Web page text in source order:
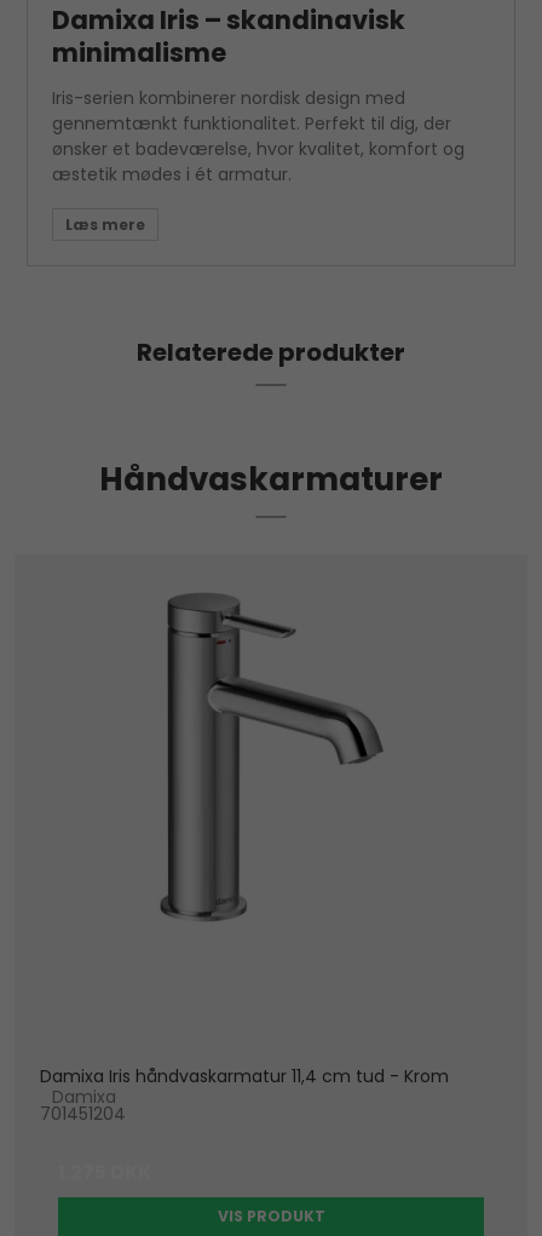
Damixa Iris – skandinavisk
minimalisme
Iris-serien kombinerer nordisk design med
gennemtænkt funktionalitet. Perfekt til dig, der
ønsker et badeværelse, hvor kvalitet, komfort og
æstetik mødes i ét armatur.
Relaterede produkter
Håndvaskarmaturer
Damixa Iris håndvaskarmatur 11,4 cm tud - Krom
Damixa
701451204
VIS PRODUKT